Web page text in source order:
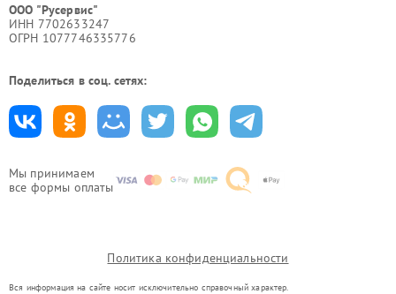
Мы принимаем
все формы оплаты
ООО "Русервис"
ИНН 7702633247
ОГРН 1077746335776
Поделиться в соц. сетях:
Политика конфиденциальности
Вся информация на сайте носит исключительно справочный характер.